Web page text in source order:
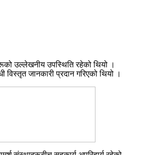
उल्लेखनीय उपस्थिति रहेको थियो ।
विस्तृत जानकारी प्रदान गरिएको थियो ।